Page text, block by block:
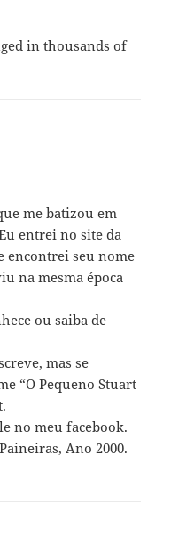
in thousands of
me batizou em
entrei no site da
encontrei seu nome
na mesma época
ou saiba de
mas se
“O Pequeno Stuart
no meu facebook.
Ano 2000.